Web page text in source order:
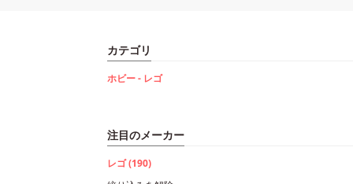
カテゴリ
ホビー - レゴ
注目のメーカー
レゴ (190)